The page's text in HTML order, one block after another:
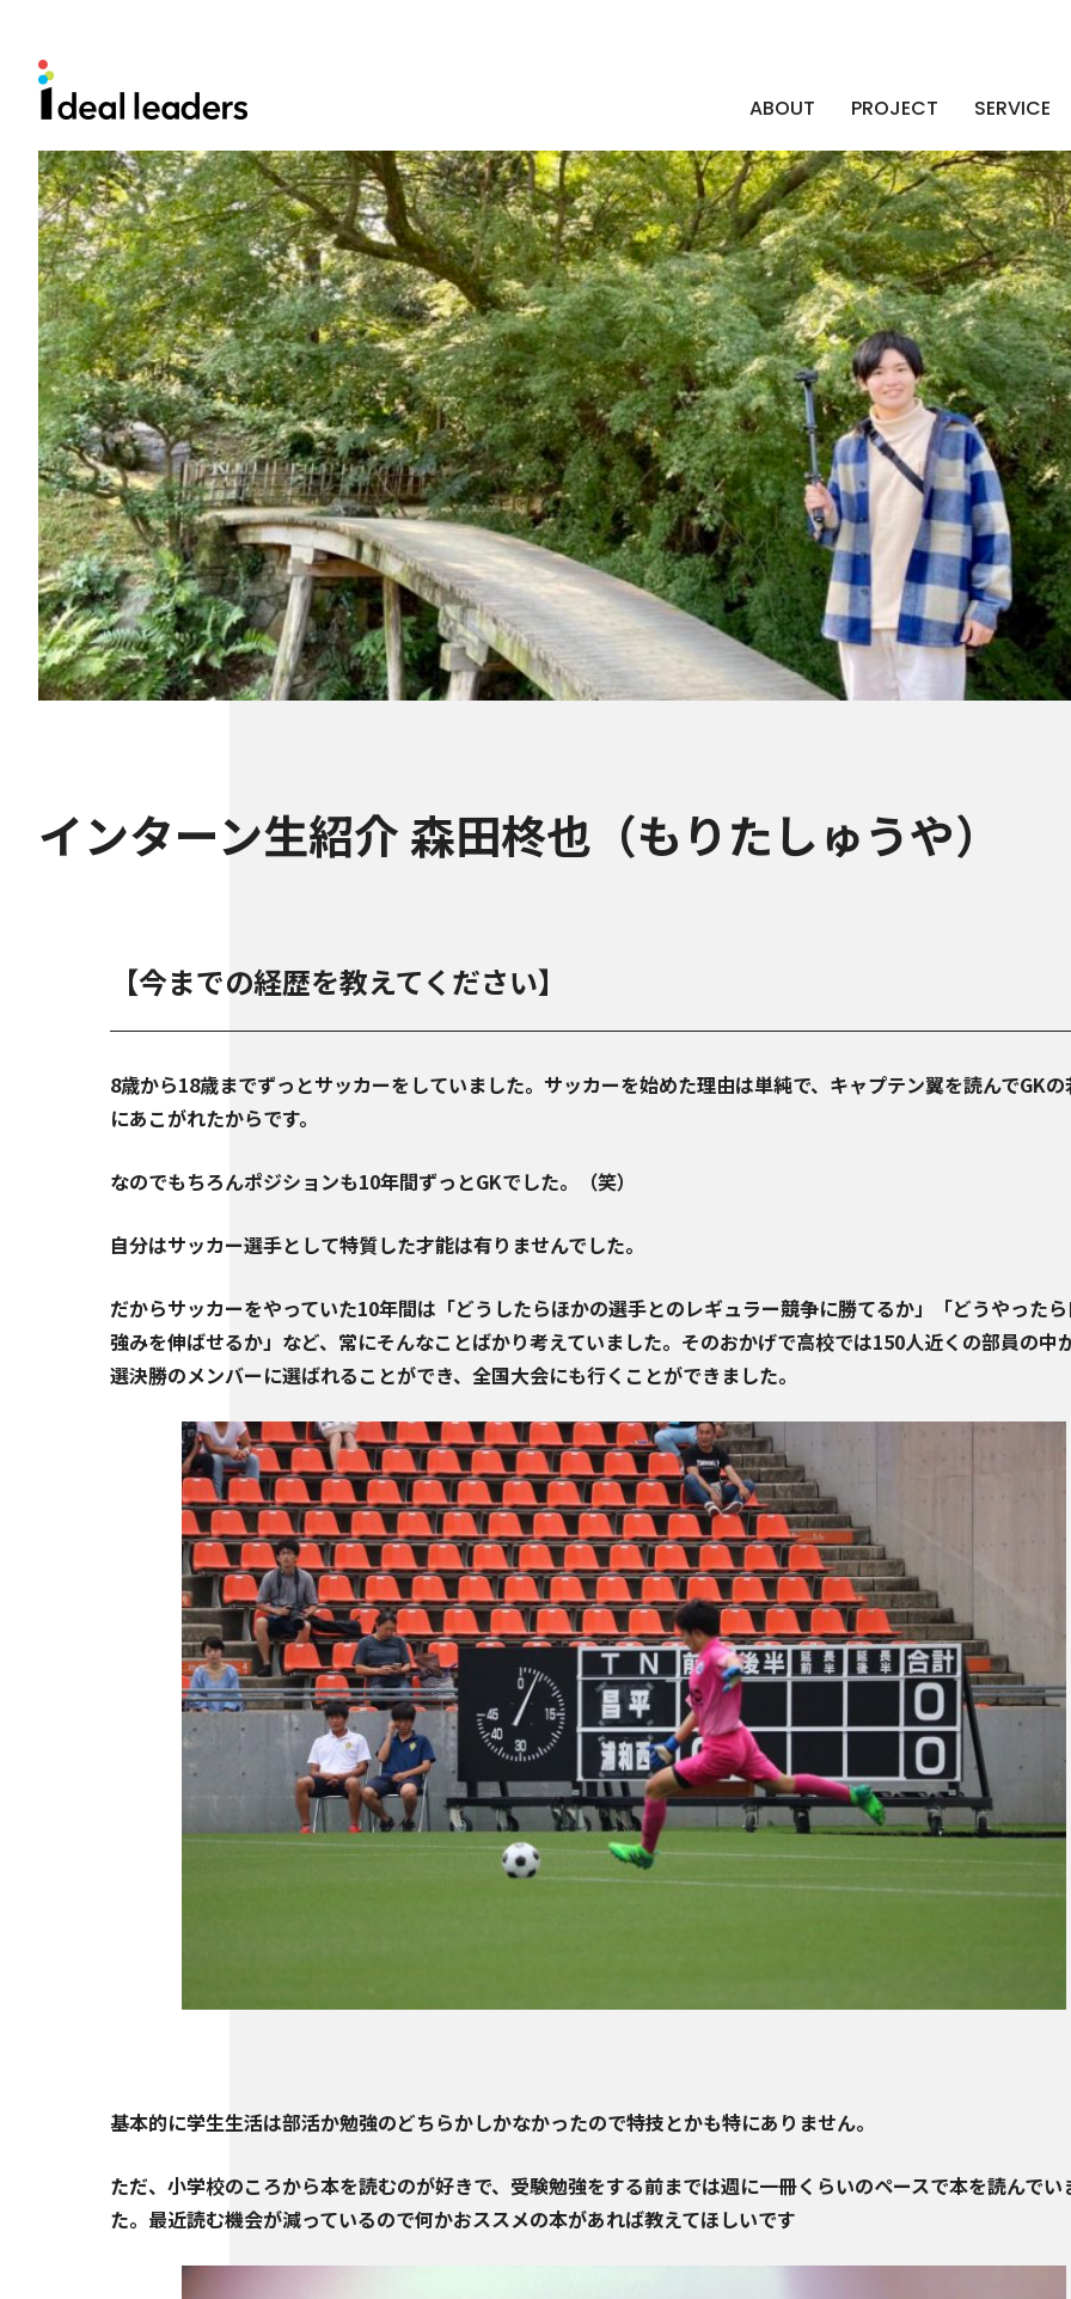
ABOUT PROJECT SERVICE
インターン生紹介 森田柊也（もりたしゅうや）
【今までの経歴を教えてください】
8歳から18歳までずっとサッカーをしていました。サッカーを始めた理由は単純で、キャプテン翼を読んでGK
にあこがれたからです。
なのでもちろんポジションも10年間ずっとGKでした。（笑）
自分はサッカー選手として特質した才能は有りませんでした。
だからサッカーをやっていた10年間は「どうしたらほかの選手とのレギュラー競争に勝てるか」「どうやった
強みを伸ばせるか」など、常にそんなことばかり考えていました。そのおかげで高校では150人近くの部員の中
選決勝のメンバーに選ばれることができ、全国大会にも行くことができました。
基本的に学生生活は部活か勉強のどちらかしかなかったので特技とかも特にありません。
ただ、小学校のころから本を読むのが好きで、受験勉強をする前までは週に一冊くらいのペースで本を読んでい
た。最近読む機会が減っているので何かおススメの本があれば教えてほしいです